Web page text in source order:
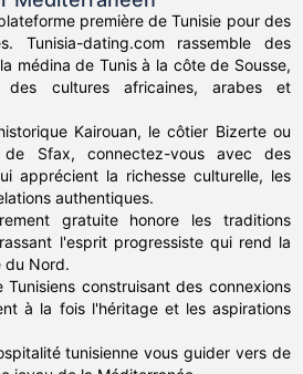
première de Tunisie pour des
Tunisia-dating.com rassemble des
médina de Tunis à la côte de Sousse,
des cultures africaines, arabes et
Kairouan, le côtier Bizerte ou
Sfax, connectez-vous avec des
apprécient la richesse culturelle, les
authentiques.
gratuite honore les traditions
l'esprit progressiste qui rend la
du Nord.
Tunisiens construisant des connexions
à la fois l'héritage et les aspirations
tunisienne vous guider vers de